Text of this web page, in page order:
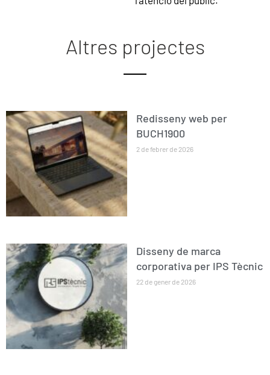
Altres projectes
Redisseny web per
BUCH1900
2 de febrer de 2026
Disseny de marca
corporativa per IPS Tècnic
22 de gener de 2026